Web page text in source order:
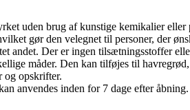
uden brug af kunstige kemikalier
gør den velegnet til personer, der
andet. Der er ingen tilsætningsstoffer
måder. Den kan tilføjes til
og opskrifter.
anvendes inden for 7 dage efter